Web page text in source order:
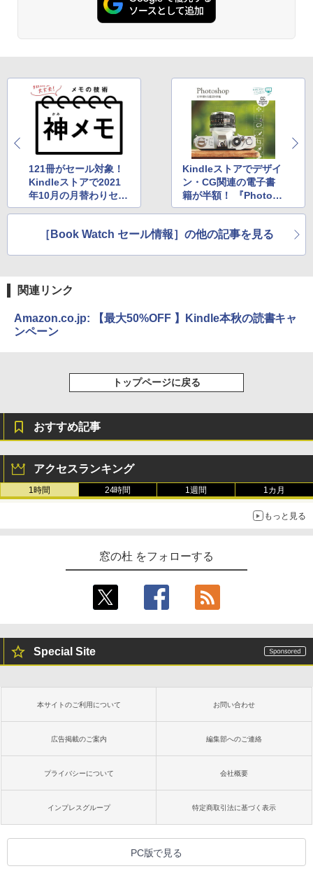
121冊がセール対象！
Kindleストアで2021
年10月の月替わりセー
ル
Kindleストアでデザイ
ン・CG関連の電子書
籍が半額！ 『Photos
hop 10年使える逆引き
［Book Watch セール情報］の他の記事を見る
関連リンク
Amazon.co.jp: 【最大50%OFF 】Kindle本秋の読書キャ
ンペーン
トップページに戻る
おすすめ記事
アクセスランキング
1時間 24時間 1週間 1カ月
もっと見る
窓の杜 をフォローする
Special Site
本サイトのご利用について お問い合わせ
広告掲載のご案内 編集部へのご連絡
プライバシーについて 会社概要
インプレスグループ 特定商取引法に基づく表示
PC版で見る